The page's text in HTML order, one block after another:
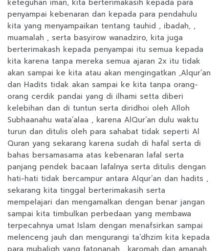
keteguhan iman, kita berterimakasih kepada para
penyampai kebenaran dan kepada para pendahulu
kita yang menyampaikan tentang tauhid , ibadah, ,
muamalah , serta basyirow wanadziro, kita juga
berterimakash kepada penyampai itu semua kepada
kita karena tanpa mereka semua ajaran 2x itu tidak
akan sampai ke kita atau akan mengingatkan ,Alqur’an
dan Hadits tidak akan sampai ke kita tanpa orang-
orang cerdik pandai yang di ilhami setta diberi
kelebihan dan di tuntun serta diridhoi oleh Alloh
Subhaanahu wata’alaa , karena AlQur’an dulu waktu
turun dan ditulis oleh para sahabat tidak seperti Al
Quran yang sekarang karena sudah di hafal serta di
bahas bersamasama atas kebenaran lafal serta
panjang pendek bacaan lafalnya serta ditulis dengan
hati-hati tidak bercampur antara Alqur’an dan hadits ,
sekarang kita tinggal berterimakasih serta
mempelajari dan mengamalkan dengan benar jangan
sampai kita timbulkan perbedaan yang membawa
terpecahnya umat Islam dengan menafsirkan sampai
melenceng jauh dan mengurangi ta’dhzim kita kepada